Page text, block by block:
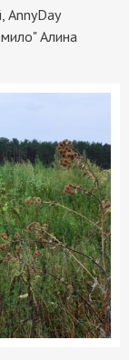
AnnyDay
Алина